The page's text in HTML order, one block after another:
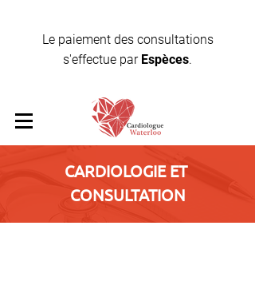
Le paiement des consultations
s'effectue par Espèces.
CARDIOLOGIE ET ​​
CONSULTATION